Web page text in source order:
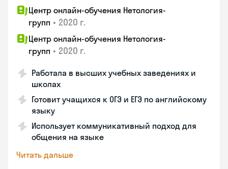
Центр онлайн-обучения Нетология-
групп • 2020 г.
Центр онлайн-обучения Нетология-
групп • 2020 г.
Работала в высших учебных заведениях и
школах
Готовит учащихся к ОГЭ и ЕГЭ по английскому
языку
Использует коммуникативный подход для
общения на языке
Читать дальше